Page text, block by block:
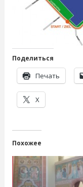
Поделиться
Печать
X
Похожее